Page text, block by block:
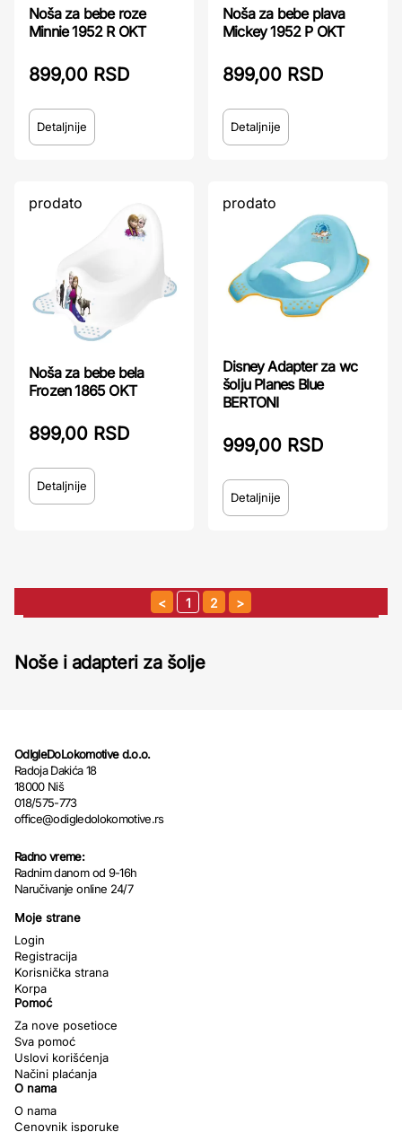
Noša za bebe roze
Minnie 1952 R OKT
899,00 RSD
Detaljnije
Noša za bebe plava
Mickey 1952 P OKT
899,00 RSD
Detaljnije
prodato
Noša za bebe bela
Frozen 1865 OKT
899,00 RSD
Detaljnije
prodato
Disney Adapter za wc
šolju Planes Blue
BERTONI
999,00 RSD
Detaljnije
1 2
Noše i adapteri za šolje
OdIgleDoLokomotive d.o.o.
Radoja Dakića 18
18000 Niš
018/575-773
office@odigledolokomotive.rs
Radno vreme:
Radnim danom od 9-16h
Naručivanje online 24/7
Moje strane
Login
Registracija
Korisnička strana
Korpa
Pomoć
Za nove posetioce
Sva pomoć
Uslovi korišćenja
Načini plaćanja
O nama
O nama
Cenovnik isporuke